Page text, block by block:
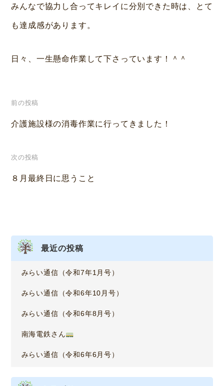
みんなで協力し合ってキレイに分別できた時は、とて
も達成感があります。
日々、一生懸命作業して下さっています！＾＾
投
稿
ビ
ゲ
ョ
ン
前の投稿
介護施設様の消毒作業に行ってきました！
次の投稿
８月最終日に思うこと
最近の投稿
みらい通信（令和7年1月号）
みらい通信（令和6年10月号）
みらい通信（令和6年8月号）
南海電鉄さん
みらい通信（令和6年6月号）